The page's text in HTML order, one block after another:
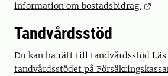
information om bostadsbidrag.
Tandvårdsstöd
Du kan ha rätt till tandvårdsstöd
tandvårdsstödet på